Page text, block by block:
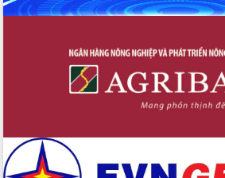
Nông sản Tây Nguyên thu hút doanh
Đắk Lắk định vị thương hiệu du lịch
“Biển – Rừng – Cà phê” trong không
gian phát triển mới
Hội nghị chia sẻ kinh nghiệm, chuyển
Chuyển đổi số mở ra không gian phát
triển trong lĩnh vực văn hóa, du lịch